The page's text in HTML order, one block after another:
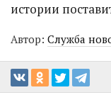
истории
Автор: Служба